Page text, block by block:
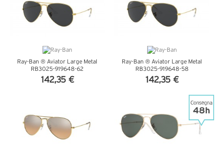
Ray-Ban ® Aviator Large Metal
RB3025-919648-62
142,35 €
Ray-Ban ® Aviator Large Metal
RB3025-919648-58
142,35 €